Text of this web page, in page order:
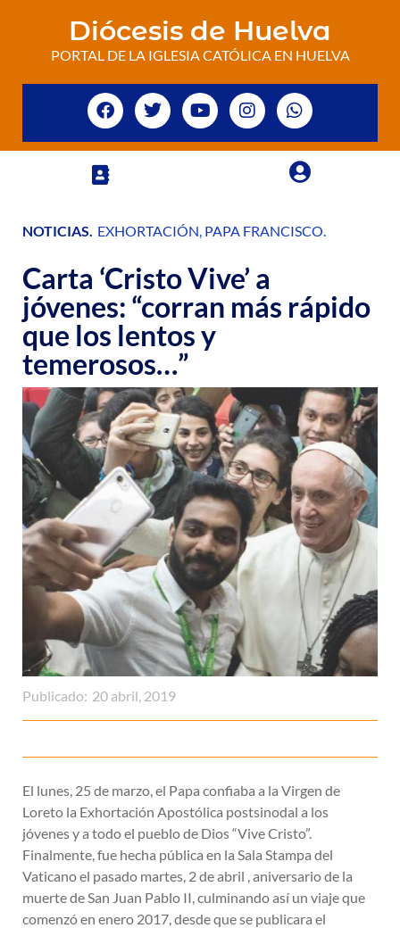
Diócesis de Huelva
PORTAL DE LA IGLESIA CATÓLICA EN HUELVA
NOTICIAS. EXHORTACIÓN, PAPA FRANCISCO.
Carta ‘Cristo Vive’ a
jóvenes: “corran más rápido
que los lentos y
temerosos…”
Publicado: 20 abril, 2019
El lunes, 25 de marzo, el Papa confiaba a la Virgen de
Loreto la Exhortación Apostólica postsinodal a los
jóvenes y a todo el pueblo de Dios “Vive Cristo”.
Finalmente, fue hecha pública en la Sala Stampa del
Vaticano el pasado martes, 2 de abril , aniversario de la
muerte de San Juan Pablo II, culminando así un viaje que
comenzó en enero 2017, desde que se publicara el